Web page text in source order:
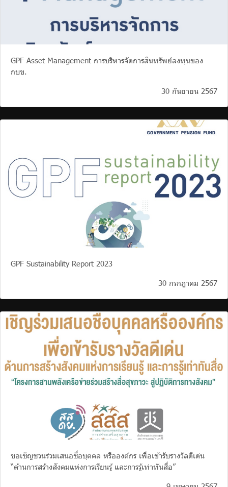
GPF Asset Management การบริหารจัดการสินทรัพย์ลงทุนของ
กบข.
30 กันยายน 2567
GPF Sustainability Report 2023
30 กรกฎาคม 2567
ขอเชิญชวนร่วมเสนอชื่อบุคคล หรือองค์กร เพื่อเข้ารับรางวัลดีเด่น
“ด้านการสร้างสังคมแห่งการเรียนรู้ และการรู้เท่าทันสื่อ”